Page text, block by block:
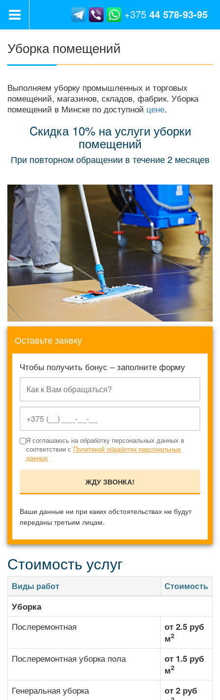
+375 44 578-93-95
Уборка помещений
Выполняем уборку промышленных и торговых
помещений, магазинов, складов, фабрик. Уборка
помещений в Минске по доступной цене.
Cкидка 10% на услуги уборки
помещений
При повторном обращении в течение 2 месяцев
Оставьте заявку
Чтобы получить бонус – заполните форму
Я соглашаюсь на обработку персональных данных в
соответствии с Политикой обработки персональных
данных
Ваши данные ни при каких обстоятельствах не будут
переданы третьим лицам.
Стоимость услуг
Виды работ Стоимость
Уборка
Послеремонтная
от 2.5 руб
м2
Послеремонтная уборка пола
от 1.5 руб
м2
Генеральная уборка
от 2 руб